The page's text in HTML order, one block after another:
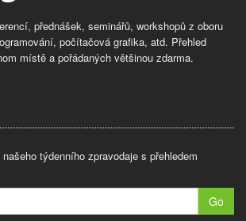
přednášek, seminářů, workshopů z oboru
počítačová grafika, atd. Přehled
místě a pořádaných většinou zdarma.
týdenního zpravodaje s přehledem
Go